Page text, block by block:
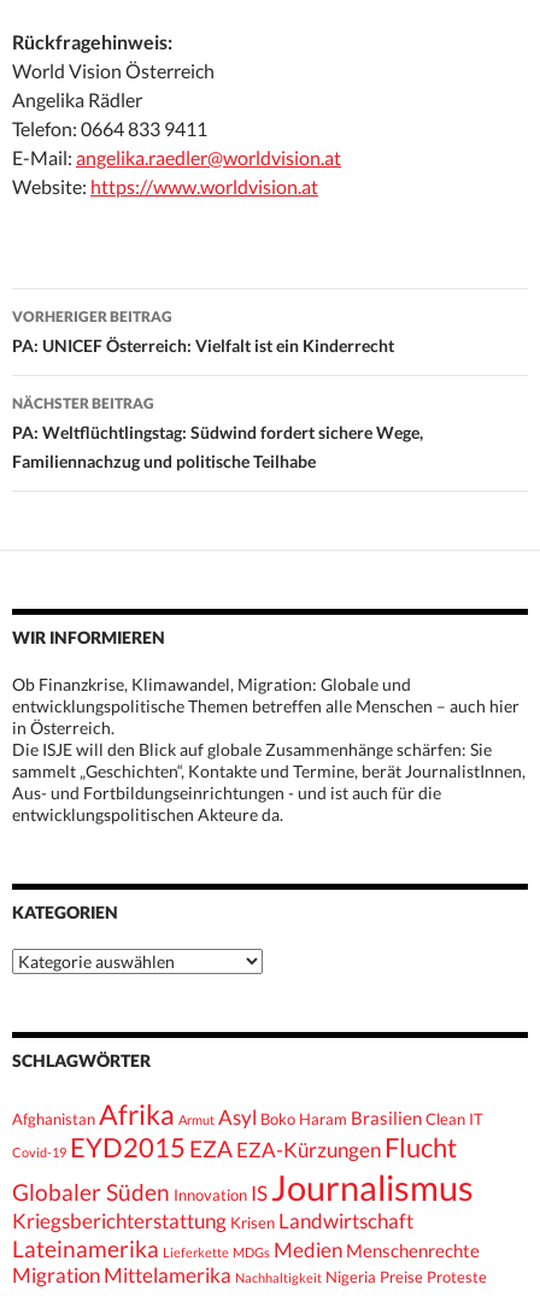
Rückfragehinweis:
World Vision Österreich
Angelika Rädler
Telefon: 0664 833 9411
E-Mail: angelika.raedler@worldvision.at
Website: https://www.worldvision.at
Beitrags-
Navigation
VORHERIGER BEITRAG
PA: UNICEF Österreich: Vielfalt ist ein Kinderrecht
NÄCHSTER BEITRAG
PA: Weltflüchtlingstag: Südwind fordert sichere Wege,
Familiennachzug und politische Teilhabe
WIR INFORMIEREN
Ob Finanzkrise, Klimawandel, Migration: Globale und
entwicklungspolitische Themen betreffen alle Menschen – auch hier
in Österreich.
Die ISJE will den Blick auf globale Zusammenhänge schärfen: Sie
sammelt „Geschichten“, Kontakte und Termine, berät JournalistInnen,
Aus- und Fortbildungseinrichtungen - und ist auch für die
entwicklungspolitischen Akteure da.
KATEGORIEN
Kategorien
SCHLAGWÖRTER
AfghanistanAfrika Armut Asyl Boko Haram BrasilienClean IT
Covid-19 EYD2015 EZA EZA-Kürzungen Flucht
Globaler Süden Innovation IS Journalismus
Kriegsberichterstattung Krisen Landwirtschaft
Lateinamerika Lieferkette MDGs Medien Menschenrechte
Migration Mittelamerika Nachhaltigkeit Nigeria Preise Proteste